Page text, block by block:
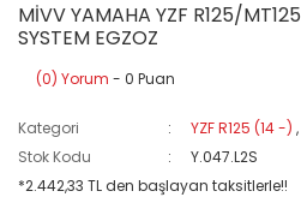
MİVV YAMAHA YZF R125/
SYSTEM EGZOZ
(0) Yorum - 0 Puan
Kategori YZF R125 (14 -)
Stok Kodu
Y.047.L2S
*2.442,33 TL den başlayan taksitlerle!!